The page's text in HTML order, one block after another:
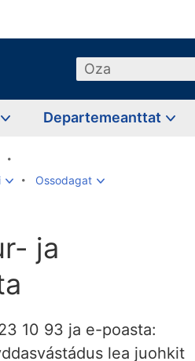
Oza
Departemeanttat
Ossodagat
ja
10 93 ja e-poasta:
lea juohkit